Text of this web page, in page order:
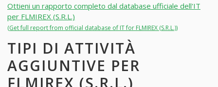
Ottieni un rapporto completo dal database ufficiale dell'IT
per FLMIREX (S.R.L.)
(Get full report from official database of IT for FLMIREX (S.R.L.))
TIPI DI ATTIVITÀ
AGGIUNTIVE PER
FLMIREX (S.R.L.)